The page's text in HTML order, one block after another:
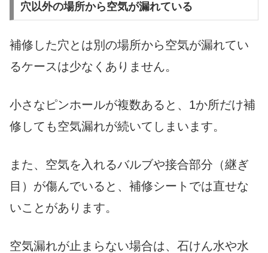
穴以外の場所から空気が漏れている
補修した穴とは別の場所から空気が漏れてい
るケースは少なくありません。
小さなピンホールが複数あると、1か所だけ補
修しても空気漏れが続いてしまいます。
また、空気を入れるバルブや接合部分（継ぎ
目）が傷んでいると、補修シートでは直せな
いことがあります。
空気漏れが止まらない場合は、石けん水や水